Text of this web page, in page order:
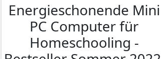
Energieschonende Mini
PC Computer für
Homeschooling -